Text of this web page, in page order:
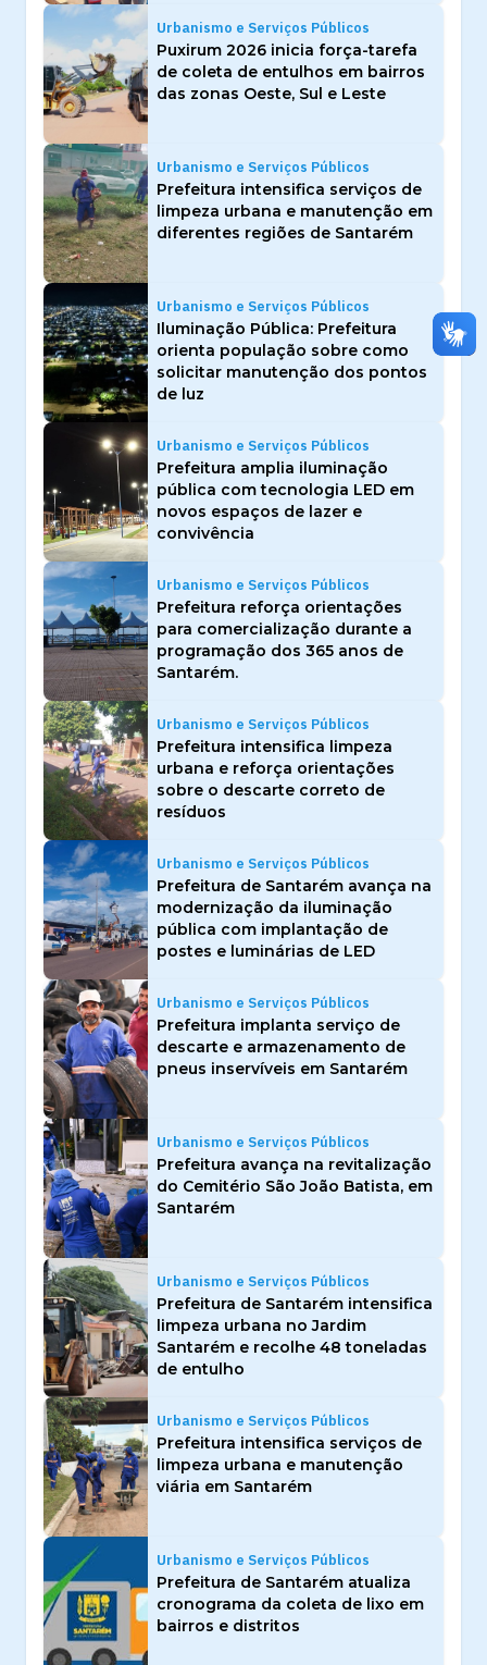
Urbanismo e Serviços Públicos
Puxirum 2026 inicia força-tarefa
de coleta de entulhos em bairros
das zonas Oeste, Sul e Leste
Urbanismo e Serviços Públicos
Prefeitura intensifica serviços de
limpeza urbana e manutenção em
diferentes regiões de Santarém
Urbanismo e Serviços Públicos
Iluminação Pública: Prefeitura
orienta população sobre como
solicitar manutenção dos pontos
de luz
Urbanismo e Serviços Públicos
Prefeitura amplia iluminação
pública com tecnologia LED em
novos espaços de lazer e
convivência
Urbanismo e Serviços Públicos
Prefeitura reforça orientações
para comercialização durante a
programação dos 365 anos de
Santarém.
Urbanismo e Serviços Públicos
Prefeitura intensifica limpeza
urbana e reforça orientações
sobre o descarte correto de
resíduos
Urbanismo e Serviços Públicos
Prefeitura de Santarém avança na
modernização da iluminação
pública com implantação de
postes e luminárias de LED
Urbanismo e Serviços Públicos
Prefeitura implanta serviço de
descarte e armazenamento de
pneus inservíveis em Santarém
Urbanismo e Serviços Públicos
Prefeitura avança na revitalização
do Cemitério São João Batista, em
Santarém
Urbanismo e Serviços Públicos
Prefeitura de Santarém intensifica
limpeza urbana no Jardim
Santarém e recolhe 48 toneladas
de entulho
Urbanismo e Serviços Públicos
Prefeitura intensifica serviços de
limpeza urbana e manutenção
viária em Santarém
Urbanismo e Serviços Públicos
Prefeitura de Santarém atualiza
cronograma da coleta de lixo em
bairros e distritos